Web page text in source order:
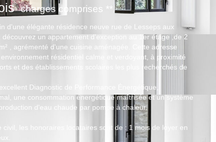
charges comprises **
d'une élégante résidence neuve rue de Lesseps aux
un appartement d'exception au 1er étage ,de 2
, agrémenté d'une cuisine aménagée. Cette adresse
résidentiel calme et verdoyant, à proximité
et des établissements scolaires les plus recherchés de
Diagnostic de Performance Énergétique,
une consommation énergétique maîtrisée et un système
d'eau chaude par pompe à chaleur.
civil, les honoraires locataires sont de : 1 mois de loyer en